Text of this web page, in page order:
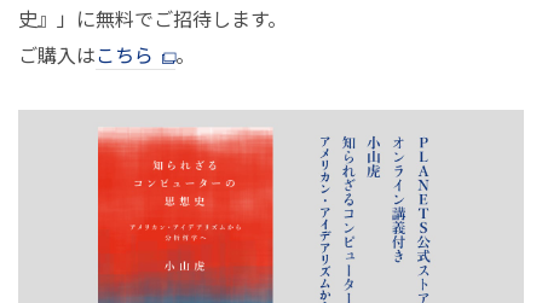
史』」に無料でご招待します。
ご購入はこちら 。